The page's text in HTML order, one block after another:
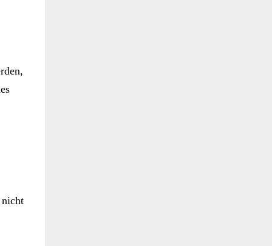
nicht